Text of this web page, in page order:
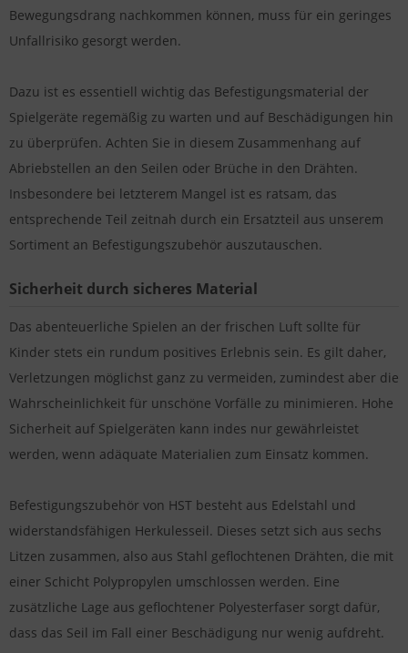
Bewegungsdrang nachkommen können, muss für ein geringes
Unfallrisiko gesorgt werden.
Dazu ist es essentiell wichtig das Befestigungsmaterial der
Spielgeräte regemäßig zu warten und auf Beschädigungen hin
zu überprüfen. Achten Sie in diesem Zusammenhang auf
Abriebstellen an den Seilen oder Brüche in den Drähten.
Insbesondere bei letzterem Mangel ist es ratsam, das
entsprechende Teil zeitnah durch ein Ersatzteil aus unserem
Sortiment an Befestigungszubehör auszutauschen.
Sicherheit durch sicheres Material
Das abenteuerliche Spielen an der frischen Luft sollte für
Kinder stets ein rundum positives Erlebnis sein. Es gilt daher,
Verletzungen möglichst ganz zu vermeiden, zumindest aber die
Wahrscheinlichkeit für unschöne Vorfälle zu minimieren. Hohe
Sicherheit auf Spielgeräten kann indes nur gewährleistet
werden, wenn adäquate Materialien zum Einsatz kommen.
Befestigungszubehör von HST besteht aus Edelstahl und
widerstandsfähigen Herkulesseil. Dieses setzt sich aus sechs
Litzen zusammen, also aus Stahl geflochtenen Drähten, die mit
einer Schicht Polypropylen umschlossen werden. Eine
zusätzliche Lage aus geflochtener Polyesterfaser sorgt dafür,
dass das Seil im Fall einer Beschädigung nur wenig aufdreht.